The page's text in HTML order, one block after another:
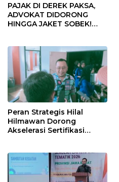
PAJAK DI DEREK PAKSA,
ADVOKAT DIDORONG
HINGGA JAKET SOBEK!
Pekanbaru!
Peran Strategis Hilal
Hilmawan Dorong
Akselerasi Sertifikasi
Indramayu